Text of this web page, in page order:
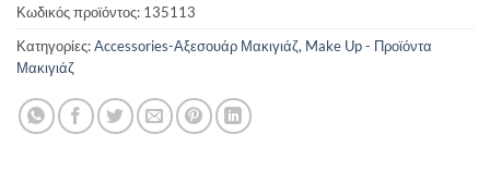
Κωδικός προϊόντος: 135113
Κατηγορίες:Accessories-Αξεσουάρ Μακιγιάζ, Make Up - Προϊόντα
Μακιγιάζ